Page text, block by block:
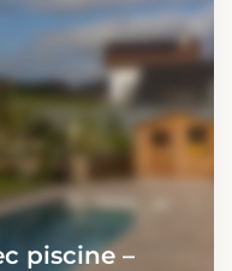
piscine –